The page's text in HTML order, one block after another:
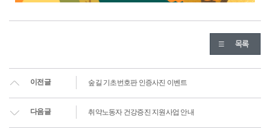
이전글 숲길 기초번호판 인증사진 이벤트
다음글 취약노동자 건강증진 지원사업 안내